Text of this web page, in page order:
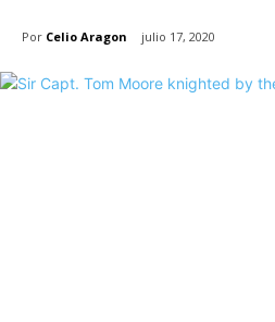
Por Celio Aragon julio 17, 2020